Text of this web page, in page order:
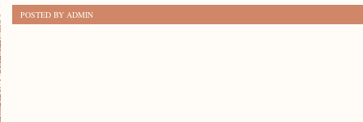
POSTED BY ADMIN